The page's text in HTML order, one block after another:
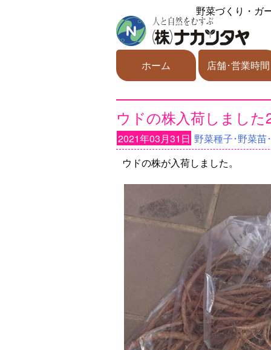
野菜づくり・ガ
ホーム 店舗･営業時間
ウドの株入荷しました
2021年03月31日 野菜種子･野菜苗
ウドの株が入荷しました。